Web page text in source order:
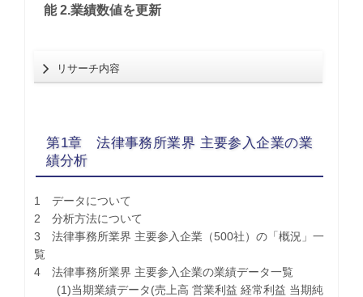
能 2.業績数値を更新
リサーチ内容
第1章 法律事務所業界 主要参入企業の業
績分析
1 データについて
2 分析方法について
3 法律事務所業界 主要参入企業（500社）の「概況」一
覧
4 法律事務所業界 主要参入企業の業績データ一覧
(1)当期業績データ(売上高 営業利益 経常利益 当期純